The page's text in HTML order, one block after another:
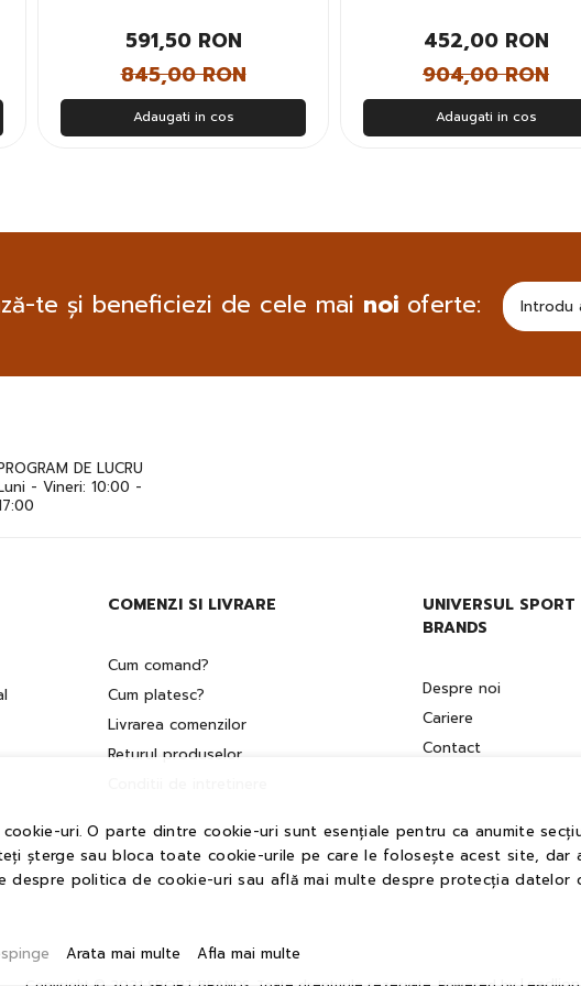
591,50 RON
845,00 RON
Adaugati in cos
452,00 RON
904,00 RON
Adaugati in cos
te și beneficiezi de cele mai noi oferte:
DE LUCRU
- Vineri: 10:00 -
COMENZI SI LIVRARE
Cum comand?
Cum platesc?
Livrarea comenzilor
Returul produselor
UNIVERSUL SPORT
BRANDS
Despre noi
Cariere
Contact
uri. O parte dintre cookie-uri sunt esențiale pentru ca anumite
șterge sau bloca toate cookie-urile pe care le folosește acest site, dar
despre politica de cookie-uri sau află mai multe despre protecția datelor
Arata mai multe Afla mai multe